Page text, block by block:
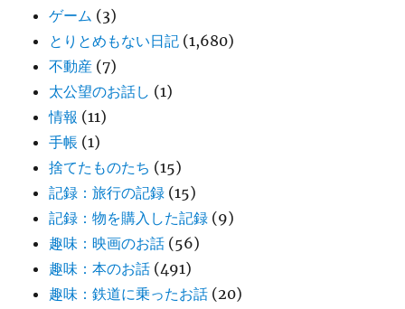
ゲーム (3)
とりとめもない日記 (1,680)
不動産 (7)
太公望のお話し (1)
情報 (11)
手帳 (1)
捨てたものたち (15)
記録：旅行の記録 (15)
記録：物を購入した記録 (9)
趣味：映画のお話 (56)
趣味：本のお話 (491)
趣味：鉄道に乗ったお話 (20)